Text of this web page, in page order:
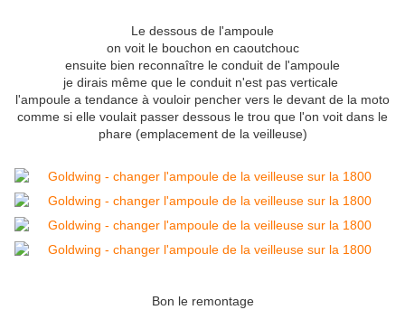
Le dessous de l'ampoule
on voit le bouchon en caoutchouc
ensuite bien reconnaître le conduit de l'ampoule
je dirais même que le conduit n'est pas verticale
l'ampoule a tendance à vouloir pencher vers le devant de la moto
comme si elle voulait passer dessous le trou que l'on voit dans le
phare (emplacement de la veilleuse)
Bon le remontage